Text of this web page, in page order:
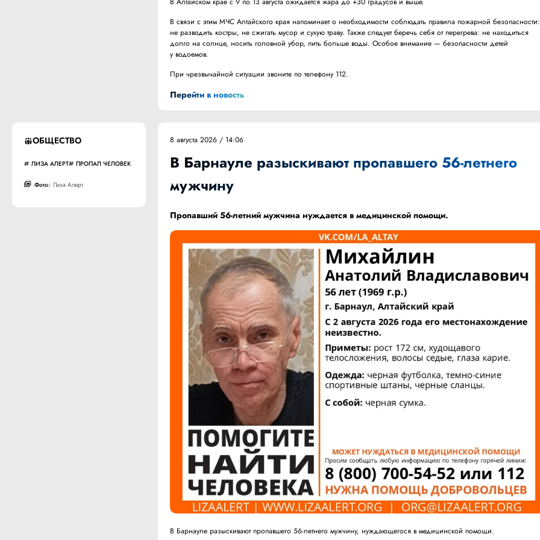
В связи с этим МЧС Алтайского края напоминает о необходимости соблюдать правила пожарной безопасности:
не разводить костры, не сжигать мусор и сухую траву. Также следует беречь себя от перегрева: не находиться
долго на солнце, носить головной убор, пить больше воды. Особое внимание — безопасности детей
у водоемов.
При чрезвычайной ситуации звоните по телефону 112.
Перейти в новость
ОБЩЕСТВО
ЛИЗА АЛЕРТ ПРОПАЛ ЧЕЛОВЕК
Фото: Лиза Алерт
8 августа 2026 / 14:06
В Барнауле разыскивают пропавшего 56-летнего
мужчину
Пропавший 56-летний мужчинануждается в медицинской помощи.
В Барнауле разыскивают пропавшего 56-летнего мужчину, нуждающегося в медицинской помощи.